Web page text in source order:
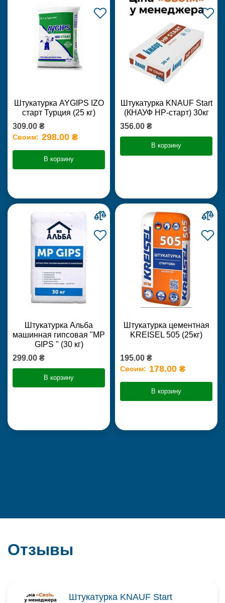
Штукатурка AYGIPS IZO
старт Турция (25 кг)
309.00 ₴
Своим: 298.00 ₴
В корзину
Штукатурка KNAUF Start
(КНАУФ НР-старт) 30кг
356.00 ₴
В корзину
Штукатурка Альба
машинная гипсовая "MP
GIPS " (30 кг)
299.00 ₴
В корзину
Штукатурка цементная
KREISEL 505 (25кг)
195.00 ₴
Своим: 178.00 ₴
В корзину
Отзывы
Штукатурка KNAUF Start